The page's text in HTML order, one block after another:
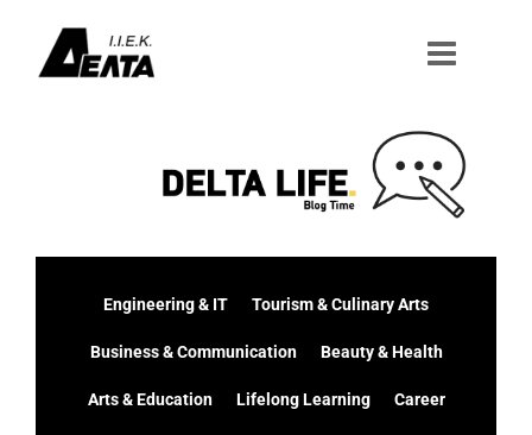
περιεχόμενο
Engineering & IT Tourism & Culinary Arts
Business & Communication Beauty & Health
Arts & Education Lifelong Learning Career